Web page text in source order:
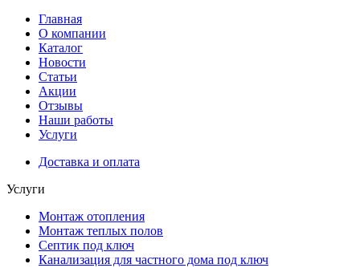
Главная
О компании
Каталог
Новости
Статьи
Акции
Отзывы
Наши работы
Услуги
Доставка и оплата
Услуги
Монтаж отопления
Монтаж теплых полов
Септик под ключ
Канализация для частного дома под ключ